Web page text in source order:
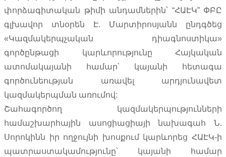
փորձագիտական թիմի անդամներին՝ “ՀԱԷԿ” ՓԲԸ
գլխավոր տնօրեն Է. Մարտիրոսյանն ընդգծեց
«Կազմակերպչական դիագնոստիկա»
գործընթացի կարևորությունը Հայկական
ատոմակայանի համար՝ կայանի հետագա
գործունեության առավել արդյունավետ
կազմակերպման առումով:
Շահագործող կազմակերպությունների
համաշխարհային ասոցիացիայի նախագահ Ն.
Սորոկինն իր ողջույնի խոսքում կարևորեց ՀԱԷԿ-ի
պատրաստակամությունը՝ կայանի համար